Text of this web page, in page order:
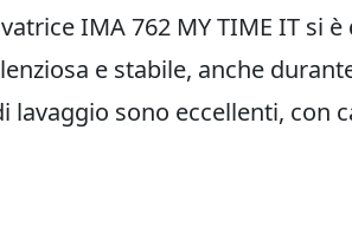
IMA 762 MY TIME IT si
e stabile, anche
lavaggio sono eccellenti, con